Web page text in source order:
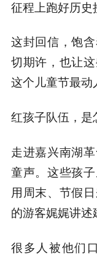
征程上跑好历史
这封回信，饱
切期许，也让
这个儿童节最动
红孩子队伍，是
走进嘉兴南湖
童声。这些孩
用周末、节假
的游客娓娓讲述
很多人被他们